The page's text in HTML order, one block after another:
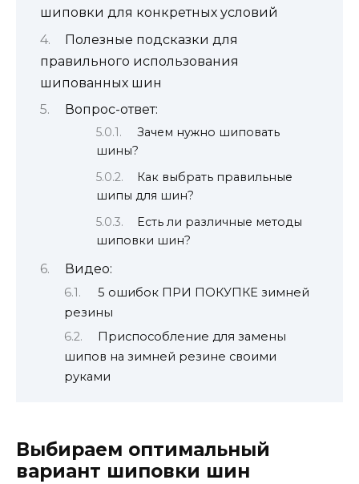
шиповки для конкретных условий
Полезные подсказки для
правильного использования
шипованных шин
Вопрос-ответ:
Зачем нужно шиповать
шины?
Как выбрать правильные
шипы для шин?
Есть ли различные методы
шиповки шин?
Видео:
5 ошибок ПРИ ПОКУПКЕ зимней
резины
Приспособление для замены
шипов на зимней резине своими
руками
Выбираем оптимальный
вариант шиповки шин